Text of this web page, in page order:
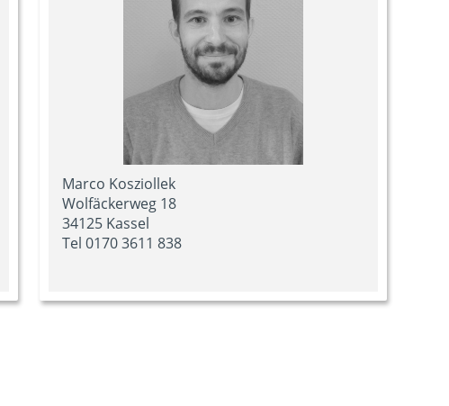
Marco Kosziollek
Wolfäckerweg 18
34125 Kassel
Tel 0170 3611 838